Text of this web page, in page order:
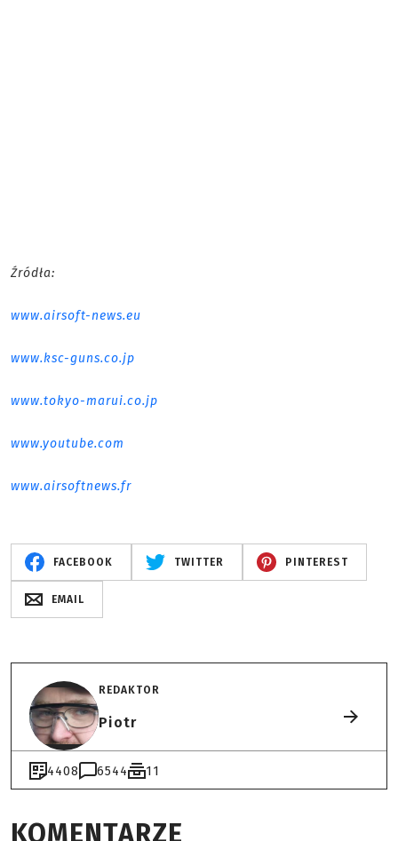
Źródła:
www.airsoft-news.eu
www.ksc-guns.co.jp
www.tokyo-marui.co.jp
www.youtube.com
www.airsoftnews.fr
FACEBOOK TWITTER PINTEREST
EMAIL
REDAKTOR
Piotr
4408 6544 11
KOMENTARZE